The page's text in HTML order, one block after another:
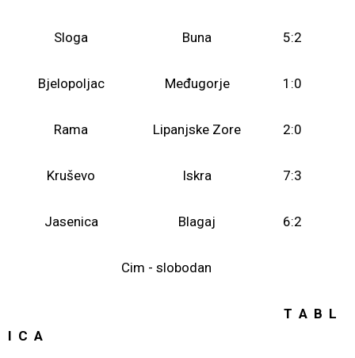
Sloga Buna 5:2
Bjelopoljac Međugorje 1:0
Rama Lipanjske Zore 2:0
Kruševo Iskra 7:3
Jasenica Blagaj 6:2
Cim - slobodan
T A B L
I C A